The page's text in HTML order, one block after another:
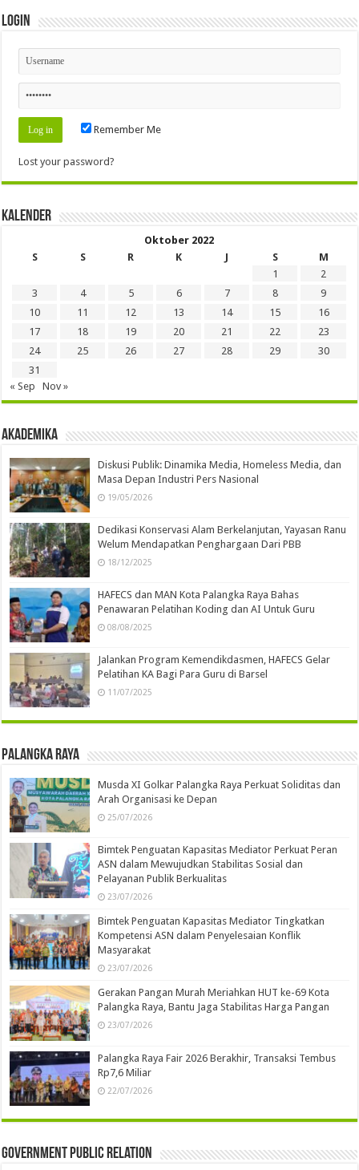
Login
Remember Me
Lost your password?
Kalender
Oktober 2022
S
S R K J S
M
1
2
3
4 5 6 7 8
9
10
11 12 13 14 15
16
17
18 19 20 21 22
23
24
25 26 27 28 29
30
31
« Sep
Nov »
Akademika
Diskusi Publik: Dinamika Media, Homeless Media, dan
Masa Depan Industri Pers Nasional
19/05/2026
Dedikasi Konservasi Alam Berkelanjutan, Yayasan Ranu
Welum Mendapatkan Penghargaan Dari PBB
18/12/2025
HAFECS dan MAN Kota Palangka Raya Bahas
Penawaran Pelatihan Koding dan AI Untuk Guru
08/08/2025
Jalankan Program Kemendikdasmen, HAFECS Gelar
Pelatihan KA Bagi Para Guru di Barsel
11/07/2025
Palangka Raya
Musda XI Golkar Palangka Raya Perkuat Soliditas dan
Arah Organisasi ke Depan
25/07/2026
Bimtek Penguatan Kapasitas Mediator Perkuat Peran
ASN dalam Mewujudkan Stabilitas Sosial dan
Pelayanan Publik Berkualitas
23/07/2026
Bimtek Penguatan Kapasitas Mediator Tingkatkan
Kompetensi ASN dalam Penyelesaian Konflik
Masyarakat
23/07/2026
Gerakan Pangan Murah Meriahkan HUT ke-69 Kota
Palangka Raya, Bantu Jaga Stabilitas Harga Pangan
23/07/2026
Palangka Raya Fair 2026 Berakhir, Transaksi Tembus
Rp7,6 Miliar
22/07/2026
Government Public Relation